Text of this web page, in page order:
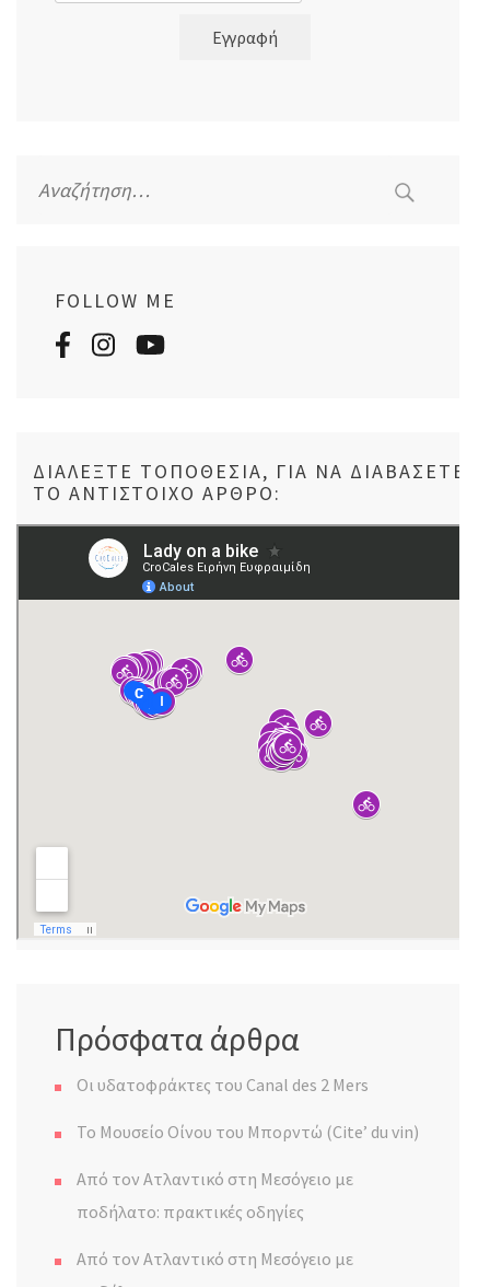
Εγγραφή
για:
FOLLOW ME
ΔΙΑΛΈΞΤΕ ΤΟΠΟΘΕΣΊΑ, ΓΙΑ ΝΑ ΔΙΑΒΆΣΕΤΕ
ΤΟ ΑΝΤΊΣΤΟΙΧΟ ΆΡΘΡΟ:
Πρόσφατα άρθρα
Οι υδατοφράκτες του Canal des 2 Mers
Το Μουσείο Οίνου του Μπορντώ (Cite’ du vin)
Από τον Ατλαντικό στη Μεσόγειο με
ποδήλατο: πρακτικές οδηγίες
Από τον Ατλαντικό στη Μεσόγειο με